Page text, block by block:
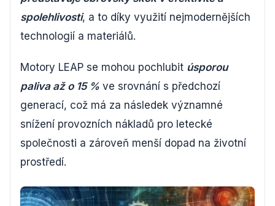
spolehlivosti, a to díky využití nejmodernějších
technologií a materiálů.
Motory LEAP se mohou pochlubit úsporou
paliva až o 15 % ve srovnání s předchozí
generací, což má za následek významné
snížení provozních nákladů pro letecké
společnosti a zároveň menší dopad na životní
prostředí.